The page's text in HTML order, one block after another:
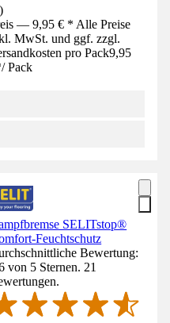
)
— 9,95 € * Alle Preise
MwSt. und ggf. zzgl.
pro Pack9,95
/ Pack
SELITstop®
Feuchtschutz
Bewertung:
von 5 Sternen. 21